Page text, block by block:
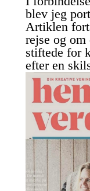
blev jeg
Artiklen
rejse og om
stiftede for
efter en